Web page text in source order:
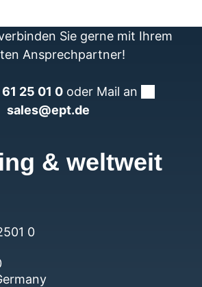
Sie gerne mit Ihrem
Ansprechpartner!
25 01 0 oder Mail an
sales@ept.de
& weltweit
0